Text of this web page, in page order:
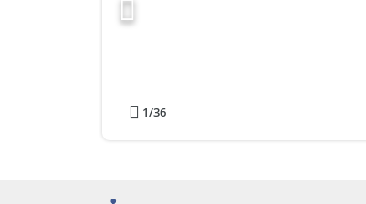
1/36